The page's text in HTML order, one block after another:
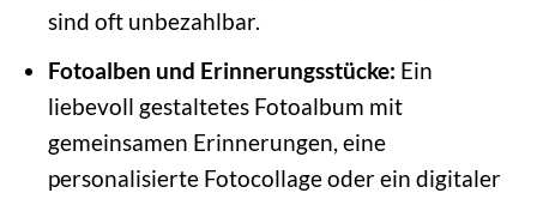
sind oft unbezahlbar.
Fotoalben und Erinnerungsstücke: Ein
liebevoll gestaltetes Fotoalbum mit
gemeinsamen Erinnerungen, eine
personalisierte Fotocollage oder ein digitaler